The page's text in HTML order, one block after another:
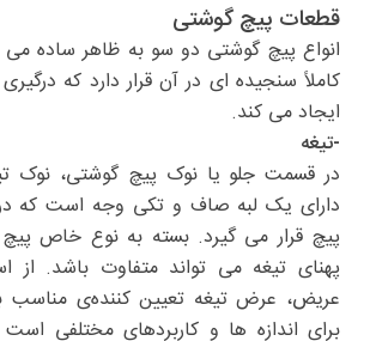
قطعات پیچ گوشتی
انواع پیچ گوشتی دو سو به ظاهر ساده می
کاملاً سنجیده ای در آن قرار دارد که درگیری
ایجاد می کند.
-تیغه
در قسمت جلو یا نوک پیچ گوشتی، نوک
دارای یک لبه صاف و تکی وجه است که
پیچ قرار می گیرد. بسته به نوع خاص
پهنای تیغه می تواند متفاوت باشد. از
عریض، عرض تیغه تعیین کننده‌ی
برای اندازه ها و کاربردهای مختلفی